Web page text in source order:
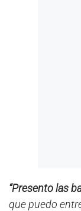
“Presento las
que puedo